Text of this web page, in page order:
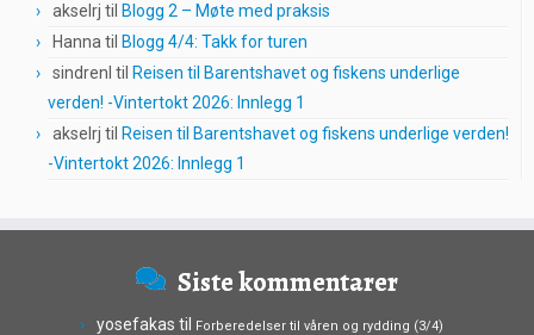
akselrj til Blogg 2 – Møte med praksis
Hanna til Blogg 4/4: Takk for turen
sindrenl til Reisen til Barentshavet og fiskens underlige
verden! -Vintertokt 2026: Innlegg 1
akselrj til Reisen til Barentshavet og fiskens underlige verden!
-Vintertokt 2026: Innlegg 1
Siste kommentarer
yosefakas til Forberedelser til våren og rydding (3/4)